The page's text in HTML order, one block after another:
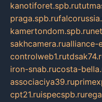
kanotiforet.spb.ru
praga.spb.ru
kamertondom.spb.ru
sakhcamera.rualliance-
controlweb1.ru
iron-snab.rucosta-
associaciya39.ru
cpt21.ruispecspb.ru